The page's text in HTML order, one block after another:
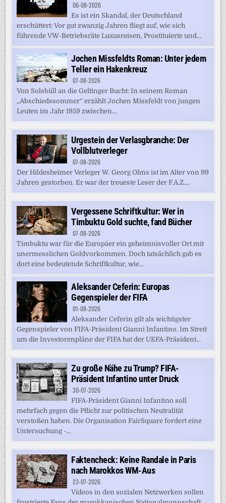
06-08-2026
Es ist ein Skandal, der Deutschland
erschüttert: Vor gut zwanzig Jahren fliegt auf, wie sich
führende VW-Betriebsräte Luxusreisen, Prostituierte und...
Jochen Missfeldts Roman: Unter jedem
Teller ein Hakenkreuz
07-08-2026
Von Solsbüll an die Geltinger Bucht: In seinem Roman
„Abschiedssommer“ erzählt Jochen Missfeldt von jungen
Leuten im Jahr 1959 zwischen...
Urgestein der Verlasgbranche: Der
Vollblutverleger
07-08-2026
Der Hildesheimer Verleger W. Georg Olms ist im Alter von 99
Jahren gestorben. Er war der treueste Leser der F.A.Z....
Vergessene Schriftkultur: Wer in
Timbuktu Gold suchte, fand Bücher
07-08-2026
Timbuktu war für die Europäer ein geheimnisvoller Ort mit
unermesslichen Goldvorkommen. Doch tatsächlich gab es
dort eine bedeutende Schriftkultur, wie...
Aleksander Ceferin: Europas
Gegenspieler der FIFA
01-08-2026
Aleksander Ceferin gilt als wichtigster
Gegenspieler von FIFA-Präsident Gianni Infantino. Im Streit
um die Investorenpläne der FIFA hat der UEFA-Präsident...
Zu große Nähe zu Trump? FIFA-
Präsident Infantino unter Druck
30-07-2026
FIFA-Präsident Gianni Infantino soll
mehrfach gegen die Pflicht zur politischen Neutralität
verstoßen haben. Die Organisation FairSquare fordert eine
Untersuchung -...
Faktencheck: Keine Randale in Paris
nach Marokkos WM-Aus
23-07-2026
Videos in den sozialen Netzwerken sollen